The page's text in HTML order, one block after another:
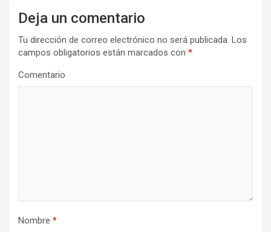
Deja un comentario
Tu dirección de correo electrónico no será publicada. Los
campos obligatorios están marcados con *
Comentario
Nombre *